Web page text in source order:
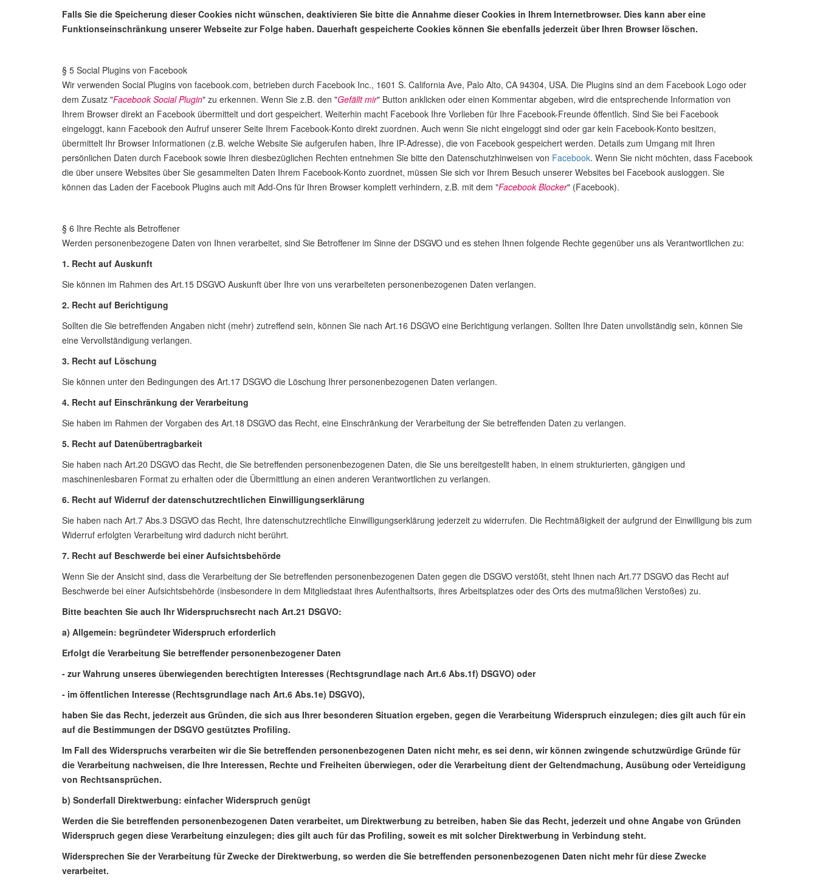
Falls Sie die Speicherung dieser Cookies nicht wünschen, deaktivieren Sie bitte die Annahme dieser Cookies in Ihrem Internetbrowser. Dies kann aber eine
Funktionseinschränkung unserer Webseite zur Folge haben. Dauerhaft gespeicherte Cookies können Sie ebenfalls jederzeit über Ihren Browser löschen.
§ 5 Social Plugins von Facebook
Wir verwenden Social Plugins von facebook.com, betrieben durch Facebook Inc., 1601 S. California Ave, Palo Alto, CA 94304, USA. Die Plugins sind an dem Facebook Logo oder
dem Zusatz "Facebook Social Plugin" zu erkennen. Wenn Sie z.B. den "Gefällt mir" Button anklicken oder einen Kommentar abgeben, wird die entsprechende Information von
Ihrem Browser direkt an Facebook übermittelt und dort gespeichert. Weiterhin macht Facebook Ihre Vorlieben für Ihre Facebook-Freunde öffentlich. Sind Sie bei Facebook
eingeloggt, kann Facebook den Aufruf unserer Seite Ihrem Facebook-Konto direkt zuordnen. Auch wenn Sie nicht eingeloggt sind oder gar kein Facebook-Konto besitzen,
übermittelt Ihr Browser Informationen (z.B. welche Website Sie aufgerufen haben, Ihre IP-Adresse), die von Facebook gespeichert werden. Details zum Umgang mit Ihren
persönlichen Daten durch Facebook sowie Ihren diesbezüglichen Rechten entnehmen Sie bitte den Datenschutzhinweisen von Facebook. Wenn Sie nicht möchten, dass Facebook
die über unsere Websites über Sie gesammelten Daten Ihrem Facebook-Konto zuordnet, müssen Sie sich vor Ihrem Besuch unserer Websites bei Facebook ausloggen. Sie
können das Laden der Facebook Plugins auch mit Add-Ons für Ihren Browser komplett verhindern, z.B. mit dem "Facebook Blocker" (Facebook).
§ 6 Ihre Rechte als Betroffener
Werden personenbezogene Daten von Ihnen verarbeitet, sind Sie Betroffener im Sinne der DSGVO und es stehen Ihnen folgende Rechte gegenüber uns als Verantwortlichen zu:
1. Recht auf Auskunft
Sie können im Rahmen des Art.15 DSGVO Auskunft über Ihre von uns verarbeiteten personenbezogenen Daten verlangen.
2. Recht auf Berichtigung
Sollten die Sie betreffenden Angaben nicht (mehr) zutreffend sein, können Sie nach Art.16 DSGVO eine Berichtigung verlangen. Sollten Ihre Daten unvollständig sein, können Sie
eine Vervollständigung verlangen.
3. Recht auf Löschung
Sie können unter den Bedingungen des Art.17 DSGVO die Löschung Ihrer personenbezogenen Daten verlangen.
4. Recht auf Einschränkung der Verarbeitung
Sie haben im Rahmen der Vorgaben des Art.18 DSGVO das Recht, eine Einschränkung der Verarbeitung der Sie betreffenden Daten zu verlangen.
5. Recht auf Datenübertragbarkeit
Sie haben nach Art.20 DSGVO das Recht, die Sie betreffenden personenbezogenen Daten, die Sie uns bereitgestellt haben, in einem strukturierten, gängigen und
maschinenlesbaren Format zu erhalten oder die Übermittlung an einen anderen Verantwortlichen zu verlangen.
6. Recht auf Widerruf der datenschutzrechtlichen Einwilligungserklärung
Sie haben nach Art.7 Abs.3 DSGVO das Recht, Ihre datenschutzrechtliche Einwilligungserklärung jederzeit zu widerrufen. Die Rechtmäßigkeit der aufgrund der Einwilligung bis zum
Widerruf erfolgten Verarbeitung wird dadurch nicht berührt.
7. Recht auf Beschwerde bei einer Aufsichtsbehörde
Wenn Sie der Ansicht sind, dass die Verarbeitung der Sie betreffenden personenbezogenen Daten gegen die DSGVO verstößt, steht Ihnen nach Art.77 DSGVO das Recht auf
Beschwerde bei einer Aufsichtsbehörde (insbesondere in dem Mitgliedstaat ihres Aufenthaltsorts, ihres Arbeitsplatzes oder des Orts des mutmaßlichen Verstoßes) zu.
Bitte beachten Sie auch Ihr Widerspruchsrecht nach Art.21 DSGVO:
a) Allgemein: begründeter Widerspruch erforderlich
Erfolgt die Verarbeitung Sie betreffender personenbezogener Daten
- zur Wahrung unseres überwiegenden berechtigten Interesses (Rechtsgrundlage nach Art.6 Abs.1f) DSGVO) oder
- im öffentlichen Interesse (Rechtsgrundlage nach Art.6 Abs.1e) DSGVO),
haben Sie das Recht, jederzeit aus Gründen, die sich aus Ihrer besonderen Situation ergeben, gegen die Verarbeitung Widerspruch einzulegen; dies gilt auch für ein
auf die Bestimmungen der DSGVO gestütztes Profiling.
Im Fall des Widerspruchs verarbeiten wir die Sie betreffenden personenbezogenen Daten nicht mehr, es sei denn, wir können zwingende schutzwürdige Gründe für
die Verarbeitung nachweisen, die Ihre Interessen, Rechte und Freiheiten überwiegen, oder die Verarbeitung dient der Geltendmachung, Ausübung oder Verteidigung
von Rechtsansprüchen.
b) Sonderfall Direktwerbung: einfacher Widerspruch genügt
Werden die Sie betreffenden personenbezogenen Daten verarbeitet, um Direktwerbung zu betreiben, haben Sie das Recht, jederzeit und ohne Angabe von Gründen
Widerspruch gegen diese Verarbeitung einzulegen; dies gilt auch für das Profiling, soweit es mit solcher Direktwerbung in Verbindung steht.
Widersprechen Sie der Verarbeitung für Zwecke der Direktwerbung, so werden die Sie betreffenden personenbezogenen Daten nicht mehr für diese Zwecke
verarbeitet.